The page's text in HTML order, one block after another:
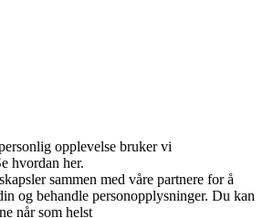
opplevelse bruker vi
hvordan her.
sammen med våre partnere for å
og behandle personopplysninger. Du kan
når som helst